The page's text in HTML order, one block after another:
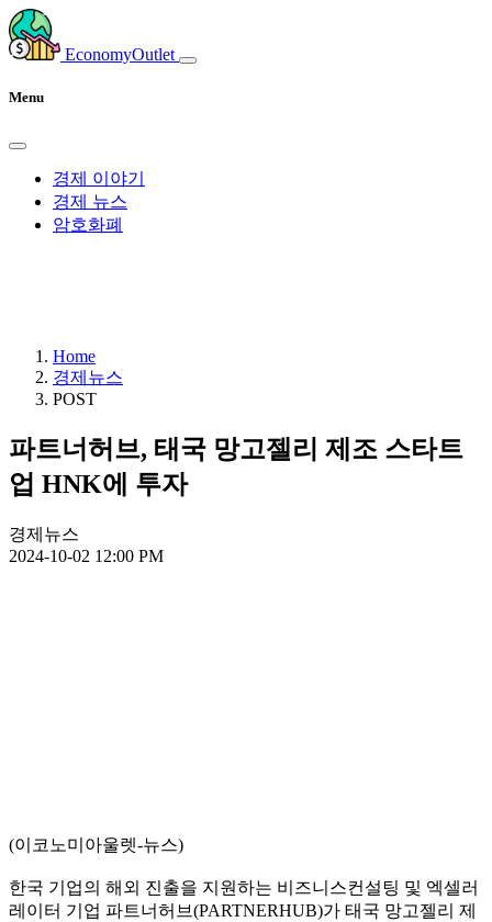
EconomyOutlet
Menu
경제 이야기
경제 뉴스
암호화폐
Home
경제뉴스
POST
파트너허브, 태국 망고젤리 제조 스타트
업 HNK에 투자
경제뉴스
2024-10-02 12:00 PM
(이코노미아울렛-뉴스)
한국 기업의 해외 진출을 지원하는 비즈니스컨설팅 및 엑셀러
레이터 기업 파트너허브(PARTNERHUB)가 태국 망고젤리 제